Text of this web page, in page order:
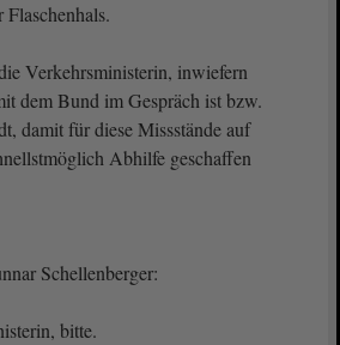
Verkehrsministerin, inwiefern
dem Bund im Gespräch ist bzw.
damit für diese Missstände auf
Abhilfe geschaffen
Schellenberger:
bitte.